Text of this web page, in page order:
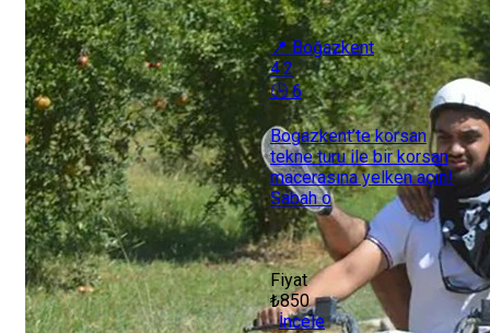
📍 Boğazkent
4.2
🕒 6
Bogazkent’te korsan
tekne turu ile bir korsan
macerasına yelken açın!
Sabah o
Fiyat
₺850
İncele